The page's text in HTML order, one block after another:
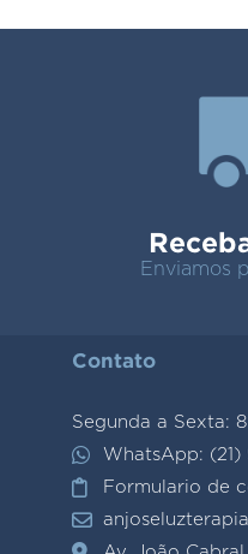
Enviamos
Contato
Segunda a Sexta: 8
WhatsApp: (21)
Formulario de